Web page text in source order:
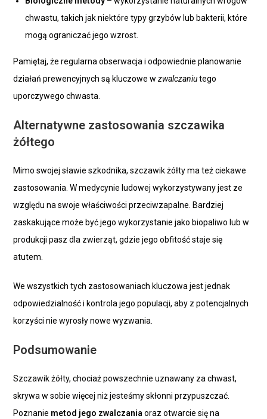
chwastu, takich jak niektóre typy grzybów lub bakterii, które
mogą ograniczać jego wzrost.
Pamiętaj, że regularna obserwacja i odpowiednie planowanie
działań prewencyjnych są kluczowe wzwalczaniutego
uporczywego chwasta.
Alternatywne zastosowania szczawika
żółtego
Mimo swojej sławie szkodnika, szczawik żółty ma też ciekawe
zastosowania. W medycynie ludowej wykorzystywany jest ze
względu na swoje właściwości przeciwzapalne. Bardziej
zaskakujące może być jego wykorzystanie jako biopaliwo lub w
produkcji pasz dla zwierząt, gdzie jego obfitość staje się
atutem.
We wszystkich tych zastosowaniach kluczowa jest jednak
odpowiedzialność i kontrola jego populacji, aby z potencjalnych
korzyści nie wyrosły nowe wyzwania.
Podsumowanie
Szczawik żółty, chociaż powszechnie uznawany za chwast,
skrywa w sobie więcej niż jesteśmy skłonni przypuszczać.
Poznanie metod jego zwalczaniaoraz otwarcie się na